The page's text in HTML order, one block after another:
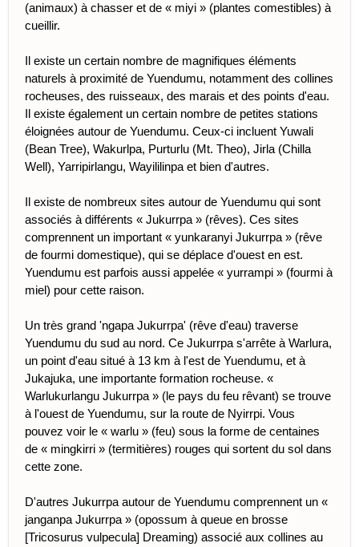
(animaux) à chasser et de « miyi » (plantes comestibles) à
cueillir.
Il existe un certain nombre de magnifiques éléments
naturels à proximité de Yuendumu, notamment des collines
rocheuses, des ruisseaux, des marais et des points d'eau.
Il existe également un certain nombre de petites stations
éloignées autour de Yuendumu. Ceux-ci incluent Yuwali
(Bean Tree), Wakurlpa, Purturlu (Mt. Theo), Jirla (Chilla
Well), Yarripirlangu, Wayililinpa et bien d'autres.
Il existe de nombreux sites autour de Yuendumu qui sont
associés à différents « Jukurrpa » (rêves). Ces sites
comprennent un important « yunkaranyi Jukurrpa » (rêve
de fourmi domestique), qui se déplace d'ouest en est.
Yuendumu est parfois aussi appelée « yurrampi » (fourmi à
miel) pour cette raison.
Un très grand 'ngapa Jukurrpa' (rêve d'eau) traverse
Yuendumu du sud au nord. Ce Jukurrpa s'arrête à Warlura,
un point d'eau situé à 13 km à l'est de Yuendumu, et à
Jukajuka, une importante formation rocheuse. «
Warlukurlangu Jukurrpa » (le pays du feu rêvant) se trouve
à l'ouest de Yuendumu, sur la route de Nyirrpi. Vous
pouvez voir le « warlu » (feu) sous la forme de centaines
de « mingkirri » (termitières) rouges qui sortent du sol dans
cette zone.
D'autres Jukurrpa autour de Yuendumu comprennent un «
janganpa Jukurrpa » (opossum à queue en brosse
[Tricosurus vulpecula] Dreaming) associé aux collines au